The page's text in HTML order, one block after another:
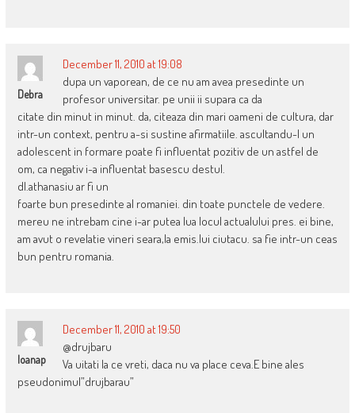
Debra
December 11, 2010 at 19:08
dupa un vaporean, de ce nu am avea presedinte un
profesor universitar. pe unii ii supara ca da
citate din minut in minut. da, citeaza din mari oameni de cultura, dar
intr-un context, pentru a-si sustine afirmatiile. ascultandu-l un
adolescent in formare poate fi influentat pozitiv de un astfel de
om, ca negativ i-a influentat basescu destul.
dl.athanasiu ar fi un
foarte bun presedinte al romaniei. din toate punctele de vedere.
mereu ne intrebam cine i-ar putea lua locul actualului pres. ei bine,
am avut o revelatie vineri seara,la emis.lui ciutacu. sa fie intr-un ceas
bun pentru romania.
Ioanap
December 11, 2010 at 19:50
@drujbaru
Va uitati la ce vreti, daca nu va place ceva.E bine ales
pseudonimul”drujbarau”